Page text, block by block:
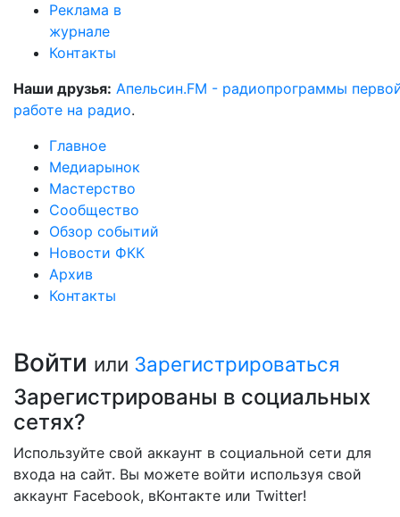
Реклама в
журнале
Контакты
Наши друзья: Апельсин.FM - радиопрограммы
работе на радио.
Главное
Медиарынок
Мастерство
Сообщество
Обзор событий
Новости ФКК
Архив
Контакты
Войти или Зарегистрироваться
Зарегистрированы в социальных
сетях?
Используйте свой аккаунт в социальной сети для
входа на сайт. Вы можете войти используя свой
аккаунт Facebook, вКонтакте или Twitter!